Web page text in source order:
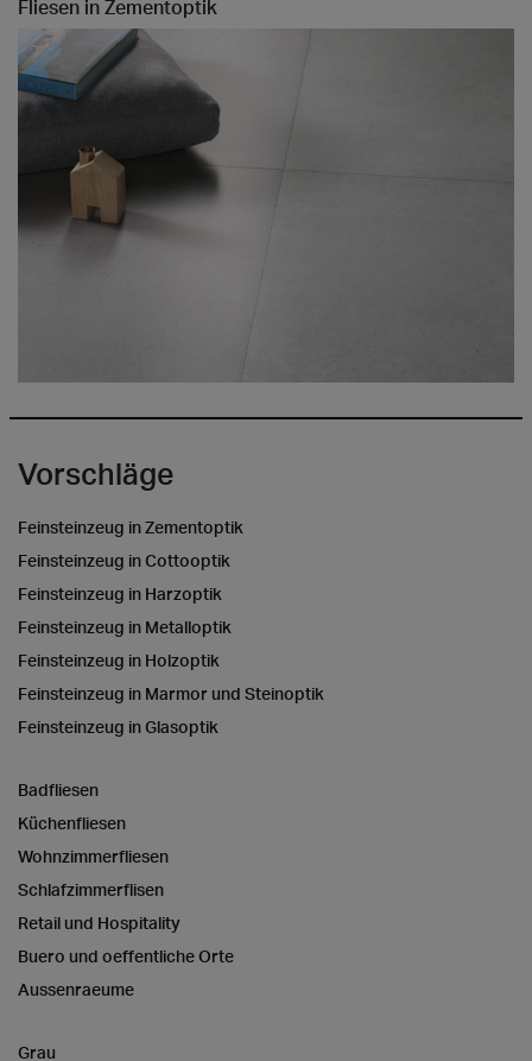
Fliesen in Zementoptik
Vorschläge
Feinsteinzeug in Zementoptik
Feinsteinzeug in Cottooptik
Feinsteinzeug in Harzoptik
Feinsteinzeug in Metalloptik
Feinsteinzeug in Holzoptik
Feinsteinzeug in Marmor und Steinoptik
Feinsteinzeug in Glasoptik
Badfliesen
Küchenfliesen
Wohnzimmerfliesen
Schlafzimmerflisen
Retail und Hospitality
Buero und oeffentliche Orte
Aussenraeume
Grau